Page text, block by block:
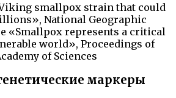
smallpox strain that could
National Geographic
«Smallpox represents a critical
world», Proceedings of
of Sciences
маркеры